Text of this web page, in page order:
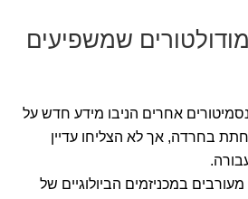
שמשפיעים
אחרים הניבו מידע חדש על
בחרדה, אך לא הצליחו עדיין
במכניזמים הביולוגיים של